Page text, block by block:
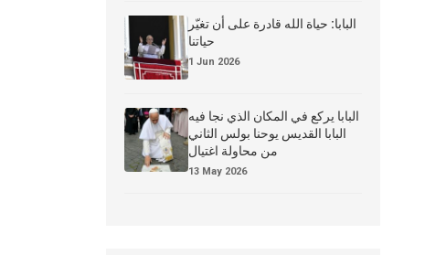
البابا: حياة الله قادرة على أن تغيّر
حياتنا
1 Jun 2026
البابا يركع في المكان الذي نجا فيه
البابا القديس يوحنا بولس الثاني
من محاولة اغتيال
13 May 2026